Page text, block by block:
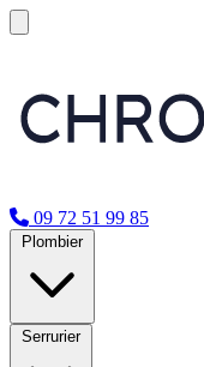
09 72 51 99 85
Plombier
Serrurier